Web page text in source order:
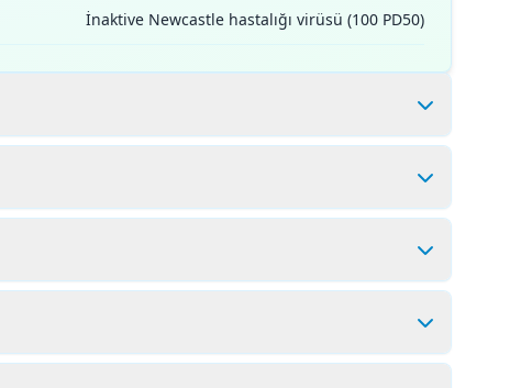
İnaktive Newcastle hastalığı virüsü (100 PD50)